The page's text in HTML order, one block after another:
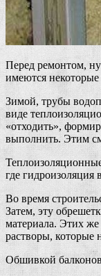
Перед ремонтом,
имеются некоторые
Зимой, трубы
виде
«отходить»,
выполнить. Этим
где
Во время
Затем, эту
материала. Этих
растворы, которые
Обшивкой